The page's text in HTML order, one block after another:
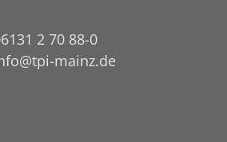
2 70 88-0
mainz.de